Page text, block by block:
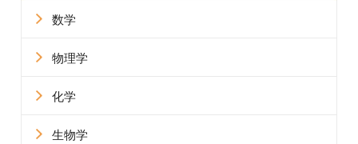
数学
物理学
化学
生物学